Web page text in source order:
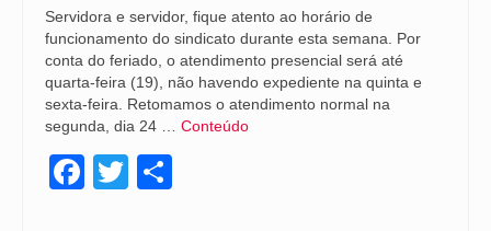
Servidora e servidor, fique atento ao horário de
funcionamento do sindicato durante esta semana. Por
conta do feriado, o atendimento presencial será até
quarta-feira (19), não havendo expediente na quinta e
sexta-feira. Retomamos o atendimento normal na
segunda, dia 24 … Conteúdo
Facebook
Twitter